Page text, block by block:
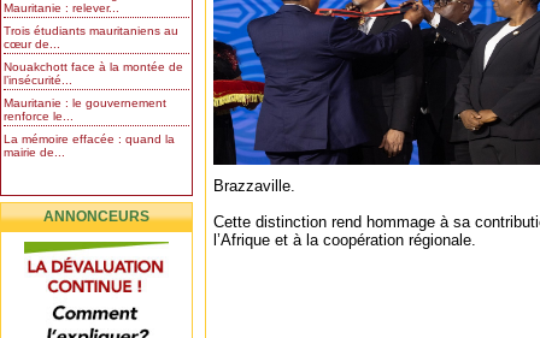
Mauritanie : relever...
Trois étudiants mauritaniens au
cœur de...
Nouakchott face à la montée de
l’insécurité...
Mauritanie : le gouvernement
renforce le...
La mémoire effacée : quand la
mairie de...
ANNONCEURS
Brazzaville.
Cette distinction rend hommage à sa
l’Afrique et à la coopération régionale.